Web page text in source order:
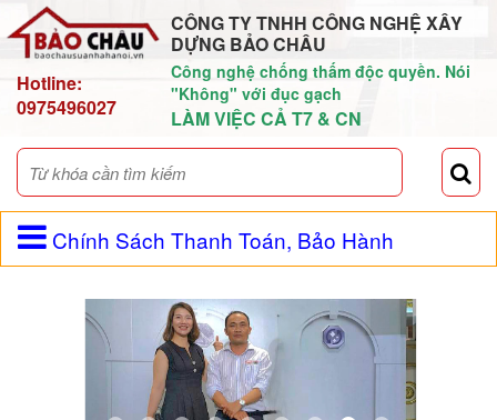
Hotline:
0975496027
CÔNG TY TNHH CÔNG NGHỆ XÂY
DỰNG BẢO CHÂU
Công nghệ chống thấm độc quyền. Nói
"Không" với đục gạch
LÀM VIỆC CẢ T7 & CN
Chính Sách Thanh Toán, Bảo Hành